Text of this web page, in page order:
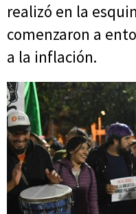
realizó en la
comenzaron a
a la inflación.